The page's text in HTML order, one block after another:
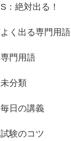
S：絶対出る！
よく出る専門用語
専門用語
未分類
毎日の講義
試験のコツ